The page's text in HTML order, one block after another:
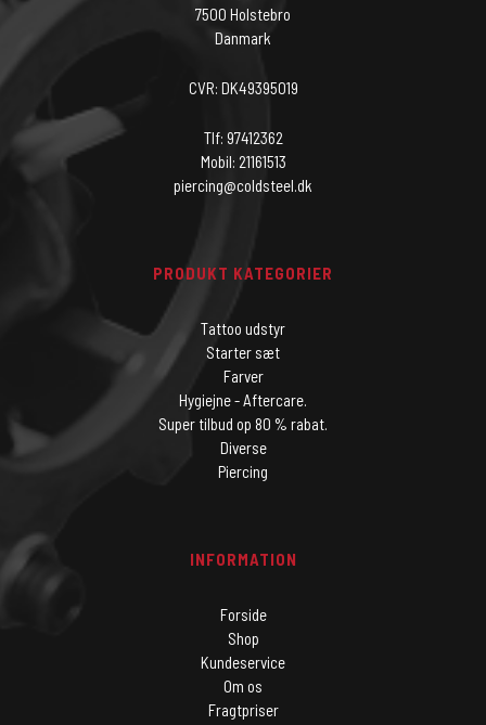
7500 Holstebro
Danmark
CVR: DK49395019
Tlf: 97412362
Mobil: 21161513
piercing@coldsteel.dk
PRODUKT KATEGORIER
Tattoo udstyr
Starter sæt
Farver
Hygiejne - Aftercare.
Super tilbud op 80 % rabat.
Diverse
Piercing
INFORMATION
Forside
Shop
Kundeservice
Om os
Fragtpriser